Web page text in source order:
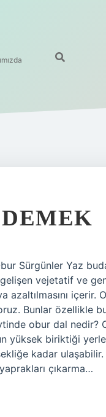
Sürgünler Yaz
vejetatif ve
azaltılmasını
Bunlar özellikle
obur dal nedir?
yüksek biriktiği
kadar ulaşabilir.
çıkarma…